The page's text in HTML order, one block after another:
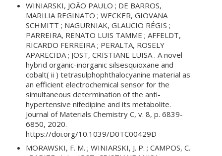
WINIARSKI, JOÃO PAULO ; DE BARROS,
MARILIA REGINATO ; WECKER, GIOVANA
SCHMITT ; NAGURNIAK, GLAUCIO RÉGIS ;
PARREIRA, RENATO LUIS TAMME ; AFFELDT,
RICARDO FERREIRA ; PERALTA, ROSELY
APARECIDA ; JOST, CRISTIANE LUISA . A novel
hybrid organic-inorganic silsesquioxane and
cobalt( ii ) tetrasulphophthalocyanine material as
an efficient electrochemical sensor for the
simultaneous determination of the anti-
hypertensive nifedipine and its metabolite.
Journal of Materials Chemistry C, v. 8, p. 6839-
6850, 2020.
https://doi.org/10.1039/D0TC00429D
MORAWSKI, F. M. ; WINIARSKI, J. P. ; CAMPOS, C.